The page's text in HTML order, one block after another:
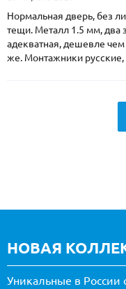
Нормальная дверь, без
тещи. Металл 1.5 мм, два
адекватная, дешевле чем
же. Монтажники русские,
НОВАЯ
Уникальные в России